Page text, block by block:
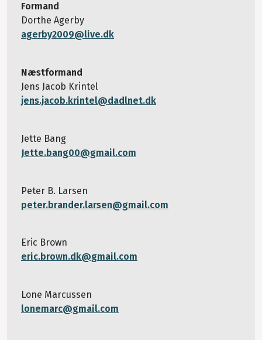
Formand
Dorthe Agerby
agerby2009@live.dk
Næstformand
Jens Jacob Krintel
jens.jacob.krintel@dadlnet.dk
Jette Bang
Jette.bang00@gmail.com
Peter B. Larsen
peter.brander.larsen@gmail.com
Eric Brown
eric.brown.dk@gmail.com
Lone Marcussen
lonemarc@gmail.com